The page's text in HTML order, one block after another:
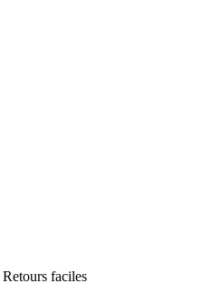
Retours faciles